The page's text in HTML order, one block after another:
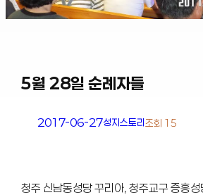
5월 28일 순례자들
2017-06-27성지스토리조회 15
청주 신남동성당 꾸리아, 청주교구 증흥성